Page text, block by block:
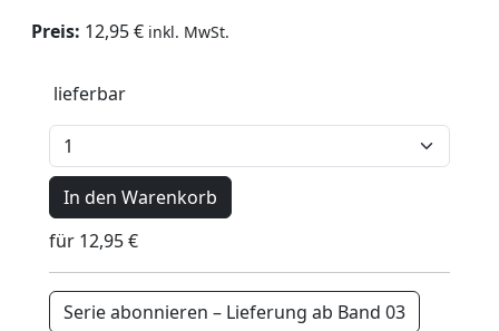
Preis: 12,95 € inkl. MwSt.
lieferbar
In den Warenkorb
für 12,95 €
Serie abonnieren – Lieferung ab Band 03